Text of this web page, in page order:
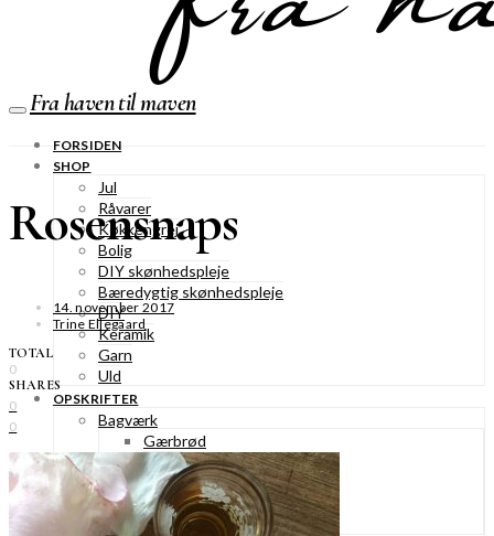
Fra haven til maven
FORSIDEN
SHOP
Jul
Råvarer
Køkkengrej
Bolig
DIY skønhedspleje
Bæredygtig skønhedspleje
DIY
Keramik
Garn
Uld
OPSKRIFTER
Bagværk
Gærbrød
Boller
Madbrød
Rugbrød
Kiks & knækbrød
Rosensnaps
14. november 2017
Trine Ellegaard
TOTAL
0
SHARES
0
0